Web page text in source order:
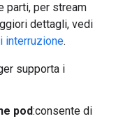
parti, per stream
dettagli, vedi
interruzione.
supporta i
pod:consente di